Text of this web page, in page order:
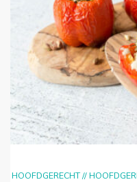
HOOFDGERECHT//